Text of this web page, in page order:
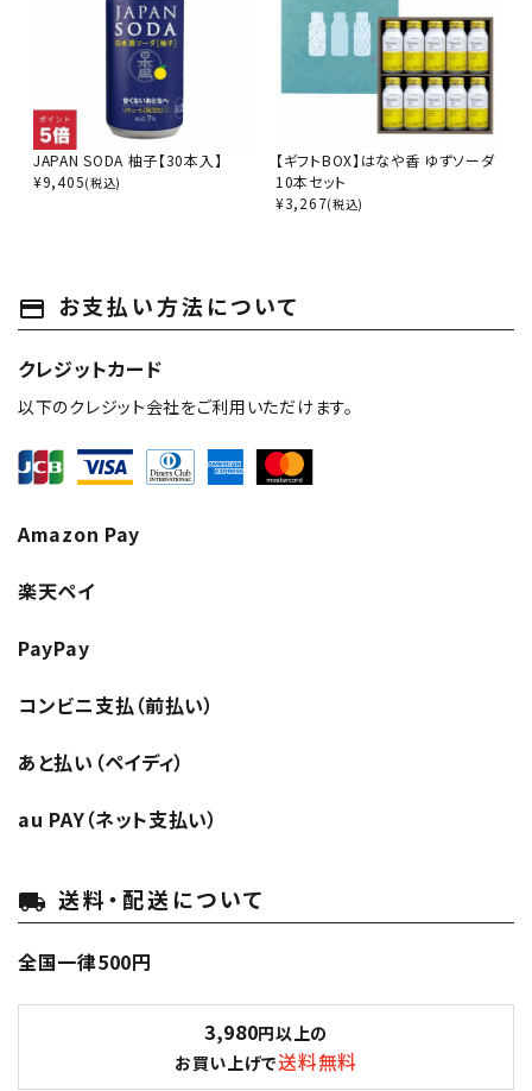
JAPAN SODA 柚子【30本入】
¥9,405(税込)
【ギフトBOX】はなや香 ゆずソーダ
10本セット
¥3,267(税込)
payment お支払い方法について
クレジットカード
以下のクレジット会社をご利用いただけます。
Amazon Pay
楽天ペイ
PayPay
コンビニ支払（前払い）
あと払い（ペイディ）
au PAY（ネット支払い）
local_shipping 送料・配送について
全国一律500円
3,980円以上の
お買い上げで送料無料